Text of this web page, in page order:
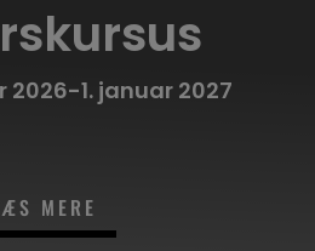
2026-1. januar 2027
MERE